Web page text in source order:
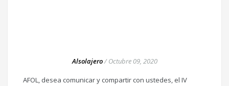
Alsolajero/Octubre 09, 2020
AFOL, desea comunicar y compartir con ustedes, el IV